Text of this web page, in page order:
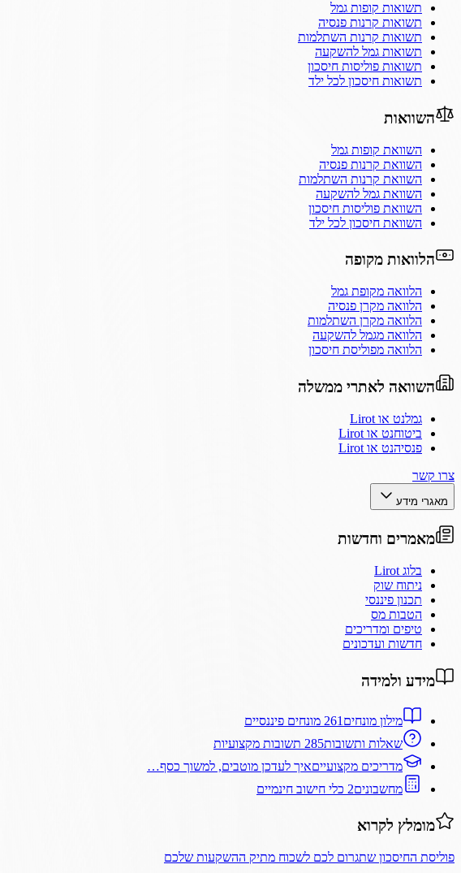
תשואות קופות גמל
תשואות קרנות פנסיה
תשואות קרנות השתלמות
תשואות גמל להשקעה
תשואות פוליסות חיסכון
תשואות חיסכון לכל ילד
השוואות
השוואת קופות גמל
השוואת קרנות פנסיה
השוואת קרנות השתלמות
השוואת גמל להשקעה
השוואת פוליסות חיסכון
השוואת חיסכון לכל ילד
הלוואות מקופה
הלוואה מקופת גמל
הלוואה מקרן פנסיה
הלוואה מקרן השתלמות
הלוואה מגמל להשקעה
הלוואה מפוליסת חיסכון
השוואה לאתרי ממשלה
גמלנט או Lirot
ביטוחנט או Lirot
פנסיהנט או Lirot
צרו קשר
מאגרי מידע
מאמרים וחדשות
בלוג Lirot
ניתוח שוק
תכנון פיננסי
הטבות מס
טיפים ומדריכים
חדשות ועדכונים
מידע ולמידה
מילון מונחים 261 מונחים פיננסיים
שאלות ותשובות285 תשובות מקצועיות
מדריכים מקצועייםאיך לעדכן מוטבים, למשוך כסף…
מחשבונים2 כלי חישוב חינמיים
מומלץ לקרוא
פוליסת החיסכון שתגרום לכם לשכוח מתיק ההשקעות שלכם